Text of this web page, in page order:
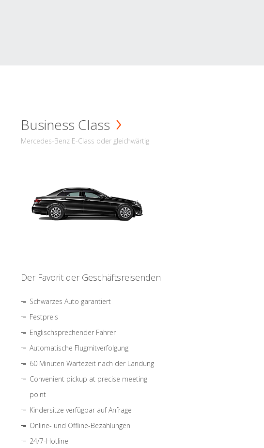
Business Class
Mercedes-Benz E-Class oder gleichwärtig
Der Favorit der Geschäftsreisenden
Schwarzes Auto garantiert
Festpreis
Englischsprechender Fahrer
Automatische Flugmitverfolgung
60 Minuten Wartezeit nach der Landung
Convenient pickup at precise meeting
point
Kindersitze verfügbar auf Anfrage
Online- und Offline-Bezahlungen
24/7-Hotline